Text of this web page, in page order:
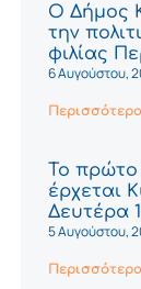
Ο Δήμος
την
φιλίας
6 Αυγούστου,
Το πρώτο
έρχεται
Δευτέρα
5 Αυγούστου,